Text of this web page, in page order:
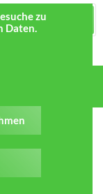
Registrieren
-
zu
Daten.